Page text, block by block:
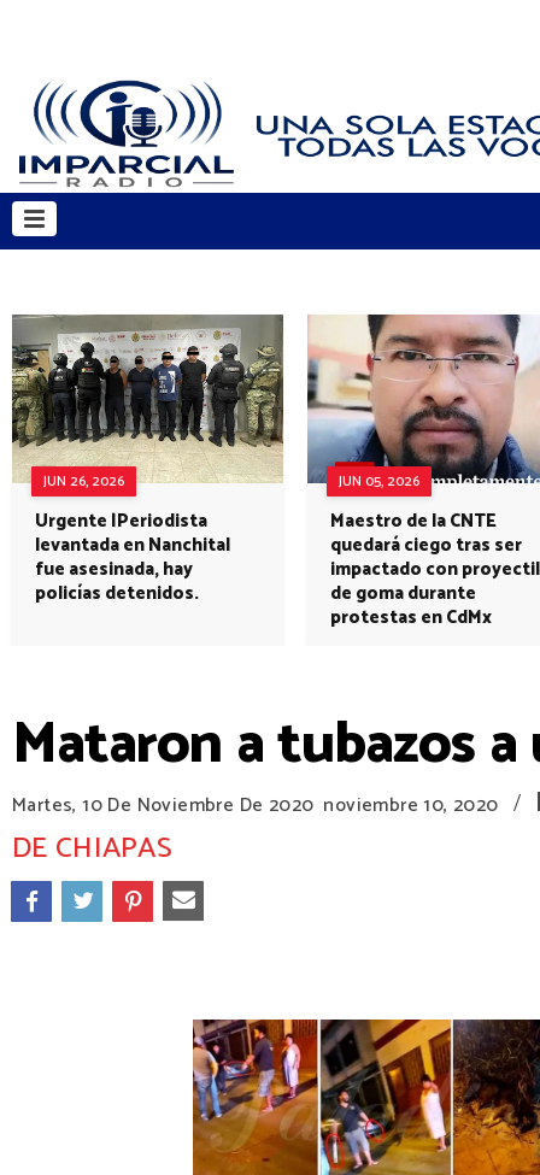
JUN 26, 2026
Urgente |Periodista
levantada en Nanchital
fue asesinada, hay
policías detenidos.
JUN 05, 2026
Maestro de la CNTE
quedará ciego tras ser
impactado con proyectil
de goma durante
protestas en CdMx
Mataron a tubazos
Martes, 10 De Noviembre De 2020 noviembre 10, 2020 /
DE CHIAPAS